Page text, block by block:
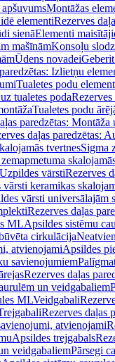
Montāžas
elementiRezerves
sienāElementi
mašīnāmKonsoļu
Ūdens novadei
Izlietņu
Tualetes podu
tualetes podaRezerves
Tualetes podu
paredzētas: Montāža
daļas paredzētas:
tvertnesSigma
Uzpildes vārstiRezerves
keramikas
vārsti universālajām
Rezerves daļas
MLApsildes sistēmu
cirkulācija
atvienojamiApsildes
savienojumiem
Rezerves daļas
un veidgabaliem
MLVeidgabali
Rezerves daļas
atvienojami
Apsildes trejgabals
veidgabaliemPārsegi